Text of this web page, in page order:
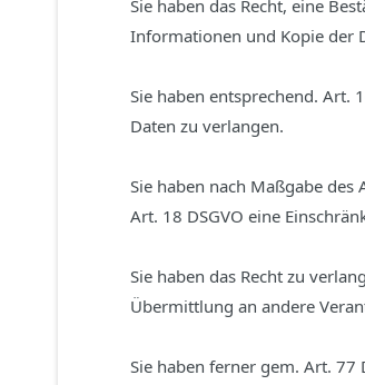
Sie haben das Recht, eine
Informationen und Kopie der
Sie haben entsprechend. Art.
Daten zu verlangen.
Sie haben nach Maßgabe
Art. 18 DSGVO eine
Sie haben das Recht zu
Übermittlung an andere
Sie haben ferner gem. Art. 77